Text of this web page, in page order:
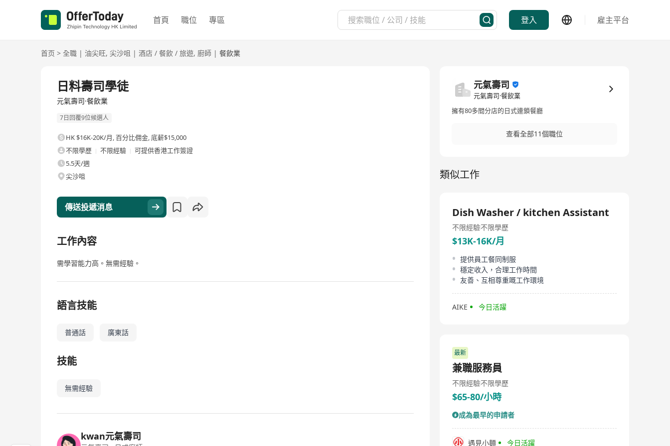
首頁 職位 專區 登入 雇主平台
首页 > 全職 | 油尖旺, 尖沙咀 | 酒店 / 餐飲 / 旅遊, 廚師 | 餐飲業
日料壽司學徒
元氣壽司·餐飲業
7日回覆9位候選人
HK $16K-20K/月,百分比佣金, 底薪$15,000
不限學歷
不限經驗
可提供香港工作簽證
5.5天/週
尖沙咀
傳送投遞消息
工作內容
需學習能力高。無需經驗。
語言技能
普通話 廣東話
技能
無需經驗
kwan元氣壽司
元氣壽司
元氣壽司·餐飲業
擁有80多間分店的日式連鎖餐廳
查看全部11個職位
類似工作
Dish Washer / kitchen Assistant
不限經驗不限學歷
$13K-16K/月
提供員工餐同制服
穩定收入，合理工作時間
友善、互相尊重嘅工作環境
AIKE 今日活躍
最新
兼職服務員
不限經驗不限學歷
$65-80/小時
成為最早的申請者
遇見小麵 今日活躍